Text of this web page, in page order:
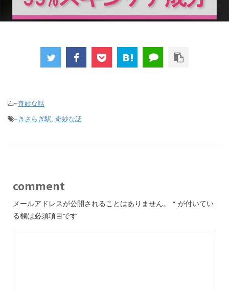
-奇妙な話
-きさらぎ駅, 奇妙な話
comment
メールアドレスが公開されることはありません。 * が付いてい
る欄は必須項目です